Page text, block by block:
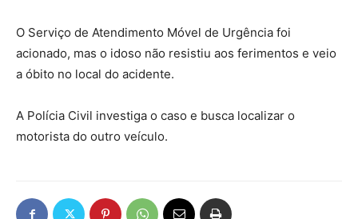
O Serviço de Atendimento Móvel de Urgência foi
acionado, mas o idoso não resistiu aos ferimentos e veio
a óbito no local do acidente.
A Polícia Civil investiga o caso e busca localizar o
motorista do outro veículo.